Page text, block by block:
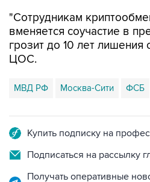
"Сотрудникам
вменяется соучастие в
грозит до 10 лет лишения
ЦОС.
МВД РФ Москва-Сити ФСБ
Купить подписку на
Подписаться на рассылку
Получать оперативные